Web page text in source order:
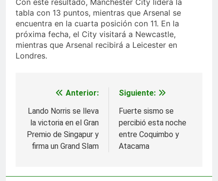
Con este resultado, Manchester City lidera la
tabla con 13 puntos, mientras que Arsenal se
encuentra en la cuarta posición con 11. En la
próxima fecha, el City visitará a Newcastle,
mientras que Arsenal recibirá a Leicester en
Londres.
Navegación
de
entradas
Anterior:
Lando Norris se lleva
la victoria en el Gran
Premio de Singapur y
firma un Grand Slam
Siguiente:
Fuerte sismo se
percibió esta noche
entre Coquimbo y
Atacama